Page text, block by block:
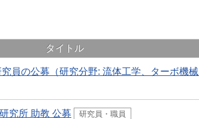
タイトル
員の公募（研究分野: 流体工学、ターボ機械
究所 助教 公募 研究員・職員